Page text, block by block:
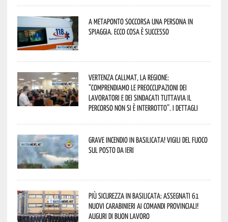
A Metaponto soccorsa una persona in
spiaggia. Ecco cosa è successo
Vertenza CallMat, la Regione:
“comprendiamo le preoccupazioni dei
lavoratori e dei sindacati tuttavia il
percorso non si è interrotto”. I dettagli
Grave incendio in Basilicata! Vigili del fuoco
sul posto da ieri
Più sicurezza in Basilicata: assegnati 61
nuovi Carabinieri ai Comandi provinciali!
Auguri di buon lavoro